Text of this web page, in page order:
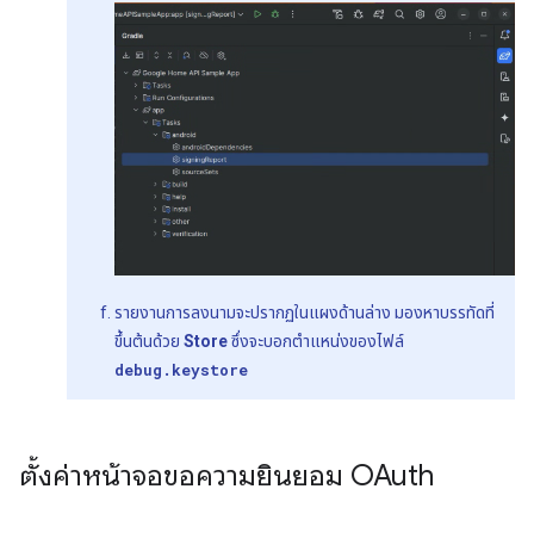
รายงานการลงนามจะปรากฏในแผงด้านล่าง มองหาบรรทัดที่
ขึ้นต้นด้วย Storeซึ่งจะบอกตำแหน่งของไฟล์
debug.keystore
ตั้งค่าหน้าจอขอความยินยอม OAuth